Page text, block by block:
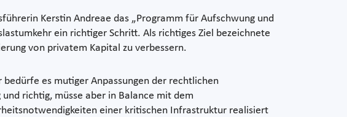
Kerstin Andreae das „Programm für Aufschwung und
ein richtiger Schritt. Als richtiges Ziel bezeichnete
von privatem Kapital zu verbessern.
bedürfe es mutiger Anpassungen der rechtlichen
richtig, müsse aber in Balance mit dem
einer kritischen Infrastruktur realisiert